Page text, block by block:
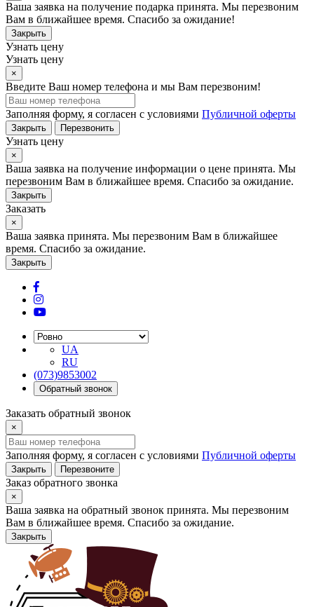
Ваша заявка на получение подарка принята. Мы перезвоним
Вам в ближайшее время. Спасибо за ожидание!
Закрыть
Узнать цену
Узнать цену
×
Введите Ваш номер телефона и мы Вам перезвоним!
Заполняя форму, я согласен с условиями Публичной оферты
Закрыть Перезвонить
Узнать цену
×
Ваша заявка на получение информации о цене принята. Мы
перезвоним Вам в ближайшее время. Спасибо за ожидание.
Закрыть
Заказать
×
Ваша заявка принята. Мы перезвоним Вам в ближайшее
время. Спасибо за ожидание.
Закрыть
UA
RU
(073)9853002
Обратный звонок
Заказать обратный звонок
×
Заполняя форму, я согласен с условиями Публичной оферты
Закрыть Перезвоните
Заказ обратного звонка
×
Ваша заявка на обратный звонок принята. Мы перезвоним
Вам в ближайшее время. Спасибо за ожидание.
Закрыть